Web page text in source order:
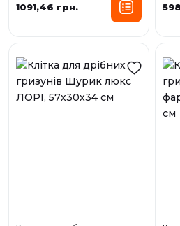
1091,46 грн.